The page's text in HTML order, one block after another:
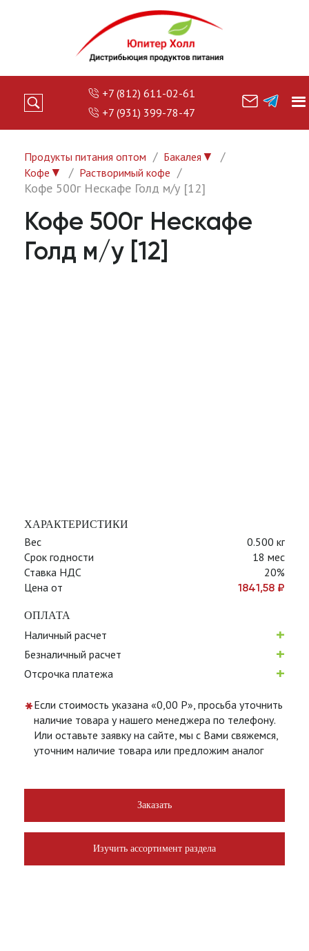
+7 (812) 611-02-61
+7 (931) 399-78-47
Продукты питания оптом Бакалея ▼
Кофе ▼ Растворимый кофе
Кофе 500г Нескафе Голд м/у [12]
Кофе 500г Нескафе
Голд м/у [12]
ХАРАКТЕРИСТИКИ
Вес
0.500 кг
Срок годности
18 мес
Ставка НДС
20%
Цена от
1841,58 ₽
ОПЛАТА
Наличный расчет +
Безналичный расчет +
Отсрочка платежа +
*Если стоимость указана «0,00 Р», просьба уточнить
наличие товара у нашего менеджера по телефону.
Или оставьте заявку на сайте, мы с Вами свяжемся,
уточним наличие товара или предложим аналог
Заказать
Изучить ассортимент раздела